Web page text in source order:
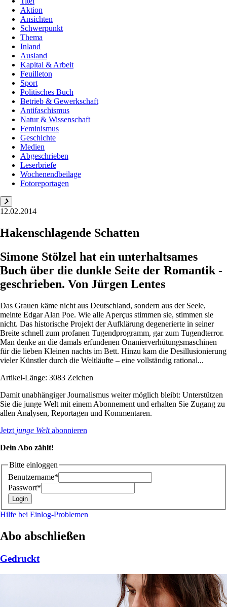
Aktion
Ansichten
Schwerpunkt
Thema
Inland
Ausland
Kapital & Arbeit
Feuilleton
Sport
Politisches Buch
Betrieb & Gewerkschaft
Antifaschismus
Natur & Wissenschaft
Feminismus
Geschichte
Medien
Abgeschrieben
Leserbriefe
Wochenendbeilage
Fotoreportagen
12.02.2014
Hakenschlagende Schatten
Simone Stölzel hat ein unterhaltsames
Buch über die dunkle Seite der Romantik ­
geschrieben. Von Jürgen Lentes
Das Grauen käme nicht aus Deutschland, sondern aus der Seele,
meinte Edgar Alan Poe. Wie alle Aperçus stimmen sie, stimmen sie
nicht. Das historische Projekt der Aufklärung degenerierte in seiner
Breite schnell zum profanen Tugendprogramm, gar zum Tugendterror.
Man denke an die damals erfundenen Onanierverhütungsmaschinen
für die lieben Kleinen nachts im Bett. Hinzu kam die Desillusionierung
vieler Künstler durch die Weltläufte – eine vollständig rational...
Artikel-Länge: 3083 Zeichen
Damit unabhängiger Journalismus weiter möglich bleibt: Unterstützen
Sie die junge Welt mit einem Abonnement und erhalten Sie Zugang zu
allen Analysen, Reportagen und Kommentaren.
Jetzt junge Weltabonnieren
Dein Abo zählt!
Bitte einloggen
Benutzername*
Passwort*
Hilfe bei Einlog-Problemen
Abo abschließen
Gedruckt